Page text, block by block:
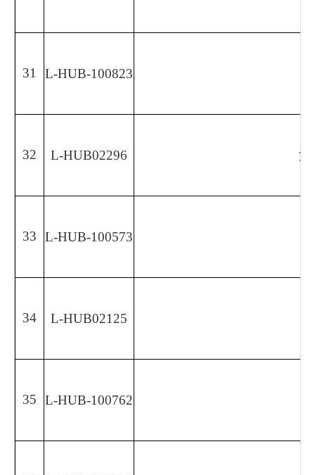
31 L-HUB-100823
32 L-HUB02296 湖
33 L-HUB-100573
34 L-HUB02125
35 L-HUB-100762